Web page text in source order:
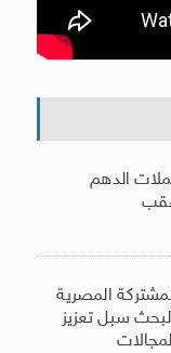
الدهم
عقب
المصرية
سبل تعزيز